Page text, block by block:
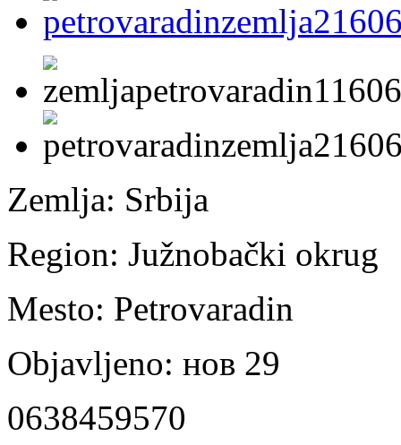
Zemlja: Srbija
Region: Južnobački okrug
Mesto: Petrovaradin
Objavljeno: нов 29
0638459570